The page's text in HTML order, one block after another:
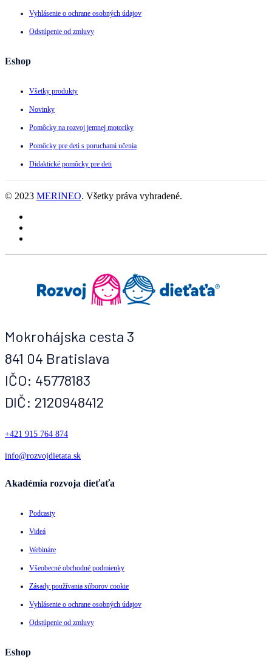
Vyhlásenie o ochrane osobných údajov
Odstúpenie od zmluvy
Eshop
Všetky produkty
Novinky
Pomôcky na rozvoj jemnej motoriky
Pomôcky pre deti s poruchami učenia
Didaktické pomôcky pre deti
© 2023 MERINEO. Všetky práva vyhradené.
Mokrohájska cesta 3
841 04 Bratislava
IČO: 45778183
DIČ: 2120948412
+421 915 764 874
info@rozvojdietata.sk
Akadémia rozvoja dieťaťa
Podcasty
Videá
Webináre
Všeobecné obchodné podmienky
Zásady používania súborov cookie
Vyhlásenie o ochrane osobných údajov
Odstúpenie od zmluvy
Eshop